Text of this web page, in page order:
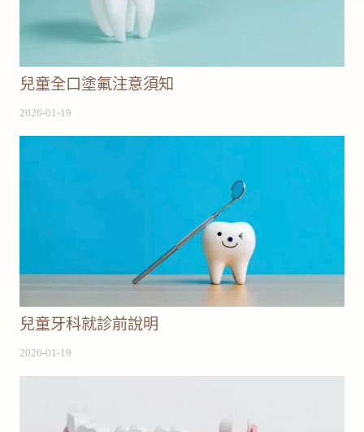
兒童全口塗氟注意須知
2026-01-19
兒童牙科就診前說明
2026-01-19